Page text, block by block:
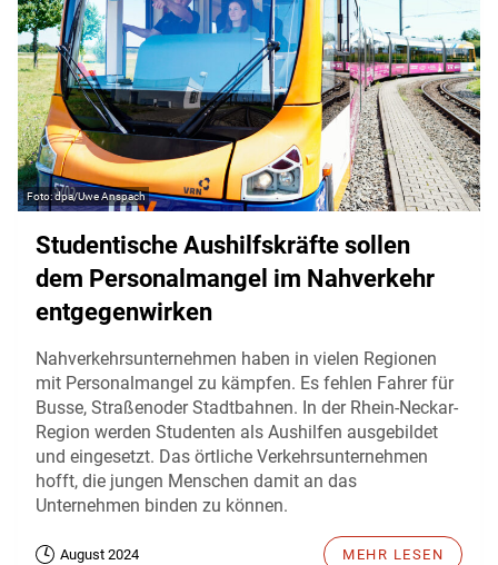
dpa/Uwe Anspach
Studentische Aushilfskräfte sollen
dem Personalmangel im Nahverkehr
entgegenwirken
Nahverkehrsunternehmen haben in vielen Regionen
mit Personalmangel zu kämpfen. Es fehlen Fahrer für
Busse, Straßenoder Stadtbahnen. In der Rhein-Neckar-
Region werden Studenten als Aushilfen ausgebildet
und eingesetzt. Das örtliche Verkehrsunternehmen
hofft, die jungen Menschen damit an das
Unternehmen binden zu können.
August 2024 MEHR LESEN